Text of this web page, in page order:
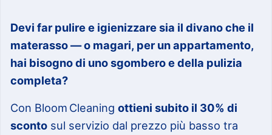
Devi far pulire e igienizzare sia il divano che il
materasso — o magari, per un appartamento,
hai bisogno di uno sgombero e della pulizia
completa?
Con Bloom Cleaningottieni subito il 30% di
sconto sul servizio dal prezzo più basso tra